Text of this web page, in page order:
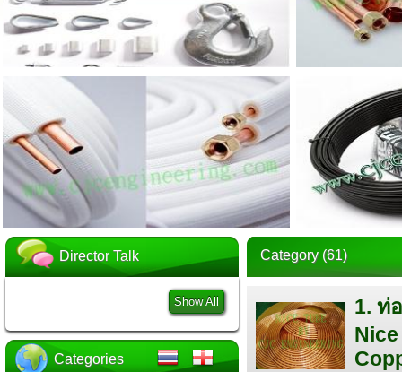
Category (61)
1. ท่
Director Talk
Show All
Categories